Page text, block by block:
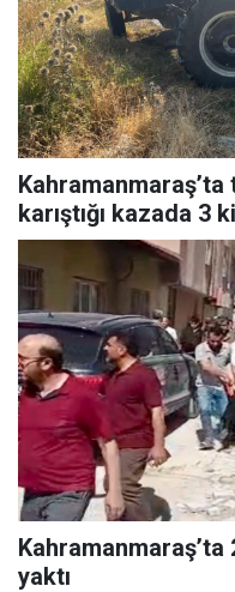
karıştığı kazada 3
yaktı